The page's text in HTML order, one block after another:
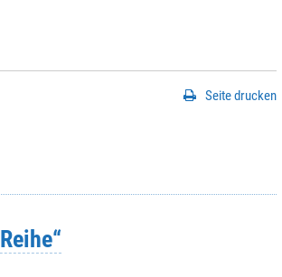
Seite drucken